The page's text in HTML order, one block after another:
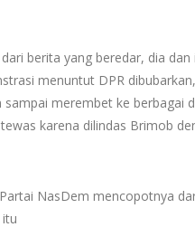
berita yang beredar, dia
menuntut DPR
merembet ke berbagai
karena dilindas Brimob
NasDem mencopotnya